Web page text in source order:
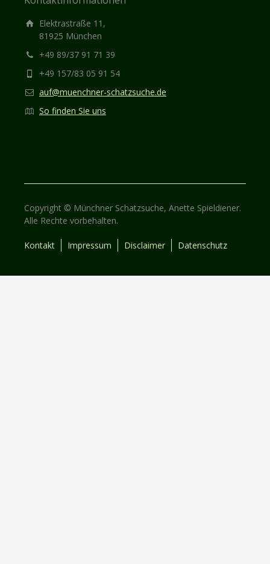
Elektrastraße 11,
81925 München
+49 89/37 91 71 39
+49 157/83 05 91 54
auf@muenchner-schatzsuche.de
So finden Sie uns
Copyright © Münchner Schatzsuche, Anette Spieldiener.
Alle Rechte vorbehalten.
Kontakt Impressum Disclaimer Datenschutz